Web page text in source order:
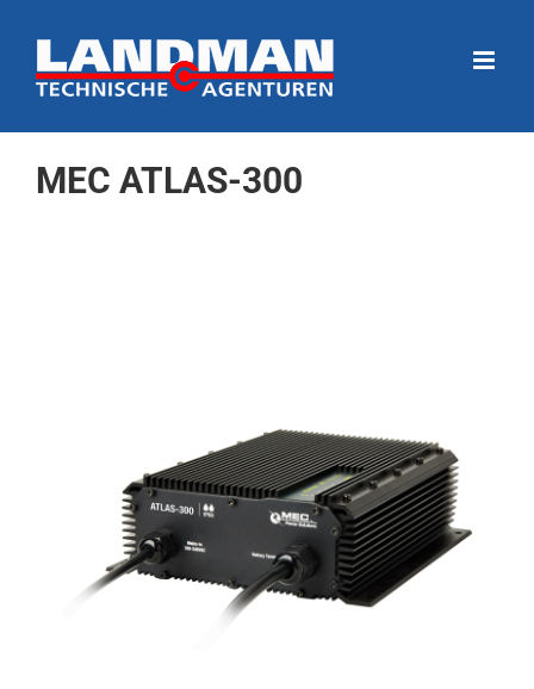
naar
inhoud
MEC ATLAS-300